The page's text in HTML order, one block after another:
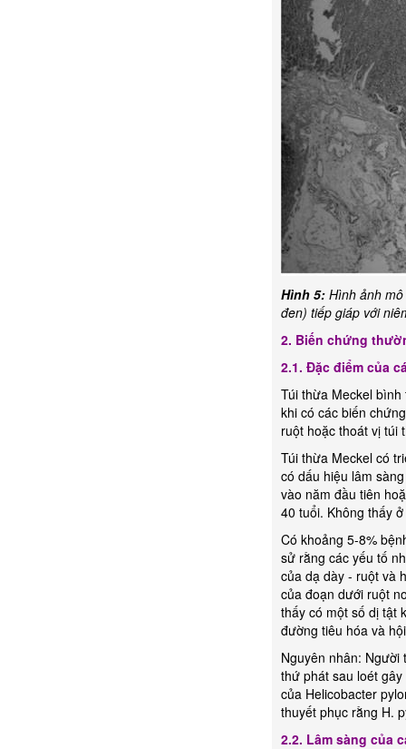
Hình 5: Hình ảnh
đen) tiếp giáp với
2. Biến chứng
2.1. Đặc điểm của
Túi thừa Meckel
khi có các biến
ruột hoặc thoát vị túi
Túi thừa Meckel có
có dấu hiệu lâm
vào năm đầu tiên
40 tuổi. Không thấy
Có khoảng 5-8%
sử rằng các yếu tố
của dạ dày - ruột và
của đoạn dưới ruột
thấy có một số dị tật
đường tiêu hóa và
Nguyên nhân: Người
thứ phát sau loét
của Helicobacter
thuyết phục rằng H.
2.2. Lâm sàng của